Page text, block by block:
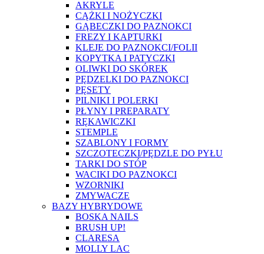
AKRYLE
CĄŻKI I NOŻYCZKI
GĄBECZKI DO PAZNOKCI
FREZY I KAPTURKI
KLEJE DO PAZNOKCI/FOLII
KOPYTKA I PATYCZKI
OLIWKI DO SKÓREK
PĘDZELKI DO PAZNOKCI
PĘSETY
PILNIKI I POLERKI
PŁYNY I PREPARATY
RĘKAWICZKI
STEMPLE
SZABLONY I FORMY
SZCZOTECZKI/PĘDZLE DO PYŁU
TARKI DO STÓP
WACIKI DO PAZNOKCI
WZORNIKI
ZMYWACZE
BAZY HYBRYDOWE
BOSKA NAILS
BRUSH UP!
CLARESA
MOLLY LAC